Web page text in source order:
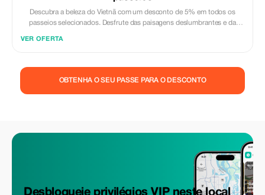
Descubra a beleza do Vietnã com um desconto de 5% em todos os
passeios selecionados. Desfrute das paisagens deslumbrantes e da
VER OFERTA
OBTENHA O SEU PASSE PARA O DESCONTO
Desbloqueie privilégios VIP neste local